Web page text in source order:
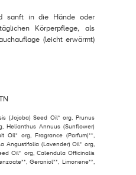
sanft in die Hände oder
Körperpflege, als
(leicht erwärmt)
(Jojoba) Seed Oil* org, Prunus
Helianthus Annuus (Sunflower)
Oil* org, Fragrance (Parfum)**,
Angustifolia (Lavender) Oil* org,
Oil* org, Calendula Officinalis
Geraniol**, Limonene**,